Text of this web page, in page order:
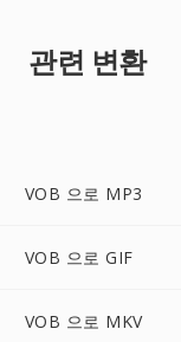
관련 변환
VOB 으로 MP3
VOB 으로 GIF
VOB 으로 MKV